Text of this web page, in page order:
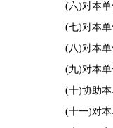
(六)对本单位
(七)对本单位
(八)对本单位
(九)对本单位
(十)协助本单
(十一)对本单